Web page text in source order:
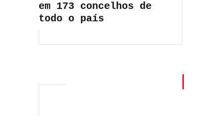
em 173 concelhos de
todo o país